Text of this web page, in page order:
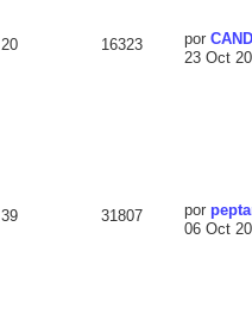
20 16323 por
23 Oct
39 31807 por
06 Oct